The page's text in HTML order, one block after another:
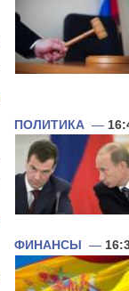
ПОЛИТИКА —
ФИНАНСЫ —